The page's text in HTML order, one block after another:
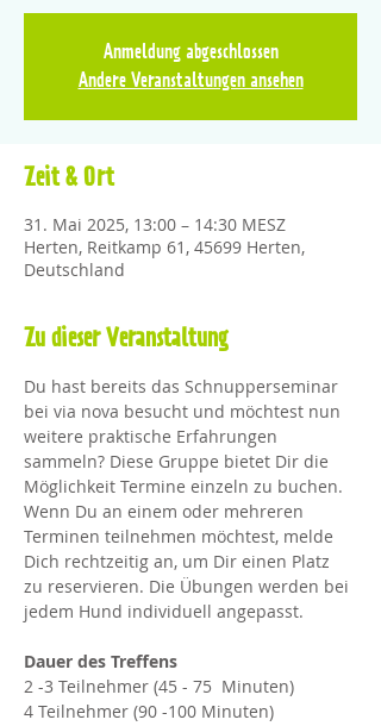
Anmeldung abgeschlossen
Andere Veranstaltungen ansehen
Zeit & Ort
31. Mai 2025, 13:00 – 14:30 MESZ
Herten, Reitkamp 61, 45699 Herten,
Deutschland
Zu dieser Veranstaltung
Du hast bereits das Schnupperseminar
bei via nova besucht und möchtest nun
weitere praktische Erfahrungen
sammeln? Diese Gruppe bietet Dir die
Möglichkeit Termine einzeln zu buchen.
Wenn Du an einem oder mehreren
Terminen teilnehmen möchtest, melde
Dich rechtzeitig an, um Dir einen Platz
zu reservieren. Die Übungen werden bei
jedem Hund individuell angepasst.
Dauer des Treffens
2 -3 Teilnehmer (45 - 75  Minuten)
4 Teilnehmer (90 -100 Minuten)​